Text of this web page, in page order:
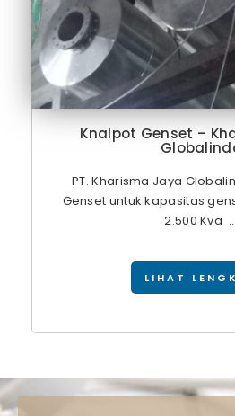
Knalpot Genset –
PT. Kharisma Jaya
Genset untuk kapasitas
2.500 Kva ...
LIHAT